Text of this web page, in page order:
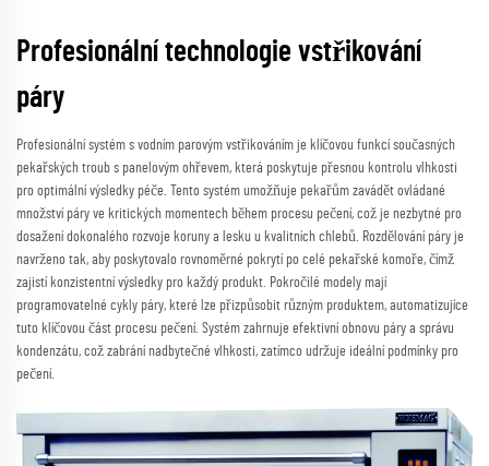
Profesionální technologie vstřikování
páry
Profesionální systém s vodním parovým vstřikováním je klíčovou funkcí současných
pekařských troub s panelovým ohřevem, která poskytuje přesnou kontrolu vlhkosti
pro optimální výsledky péče. Tento systém umožňuje pekařům zavádět ovládané
množství páry ve kritických momentech během procesu pečení, což je nezbytné pro
dosažení dokonalého rozvoje koruny a lesku u kvalitních chlebů. Rozdělování páry je
navrženo tak, aby poskytovalo rovnoměrné pokrytí po celé pekařské komoře, čímž
zajistí konzistentní výsledky pro každý produkt. Pokročilé modely mají
programovatelné cykly páry, které lze přizpůsobit různým produktem, automatizujíce
tuto klíčovou část procesu pečení. Systém zahrnuje efektivní obnovu páry a správu
kondenzátu, což zabrání nadbytečné vlhkosti, zatímco udržuje ideální podmínky pro
pečení.